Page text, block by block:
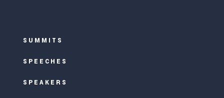
SUMMITS
SPEECHES
SPEAKERS